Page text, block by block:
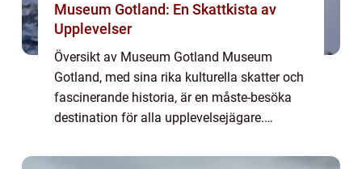
Museum Gotland: En Skattkista av
Upplevelser
Översikt av Museum Gotland Museum
Gotland, med sina rika kulturella skatter och
fascinerande historia, är en måste-besöka
destination för alla upplevelsejägare.
erbjuder detta museum en grundlig och